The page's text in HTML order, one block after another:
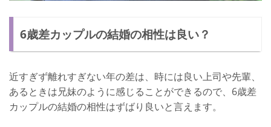
6歳差カップルの結婚の相性は良い？
近すぎず離れすぎない年の差は、時には良い上司や先輩、
あるときは兄妹のように感じることができるので、6歳差
カップルの結婚の相性はずばり良いと言えます。